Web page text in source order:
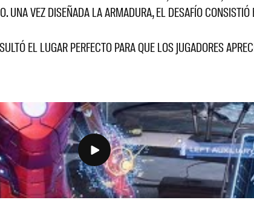
VEZ DISEÑADA LA ARMADURA, EL DESAFÍO CONSISTIÓ
EL LUGAR PERFECTO PARA QUE LOS JUGADORES